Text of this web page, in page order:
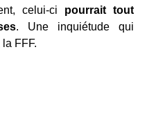
celui-ci pourrait tout
. Une inquiétude qui
FFF.